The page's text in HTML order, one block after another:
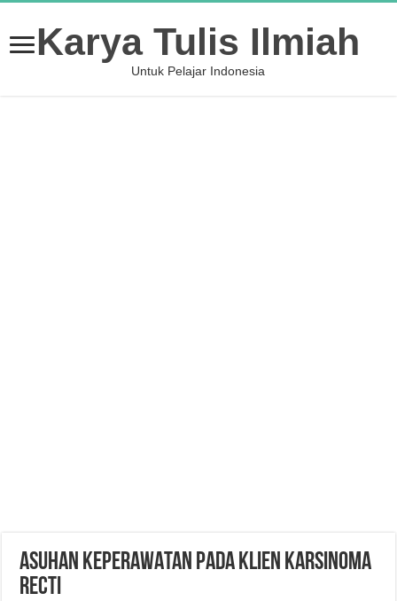
Karya Tulis Ilmiah
Untuk Pelajar Indonesia
ASUHAN KEPERAWATAN PADA KLIEN KARSINOMA
RECTI